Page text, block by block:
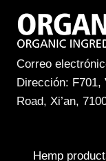
Correo
Dirección: F701,
Road, Xi’an,
Hemp